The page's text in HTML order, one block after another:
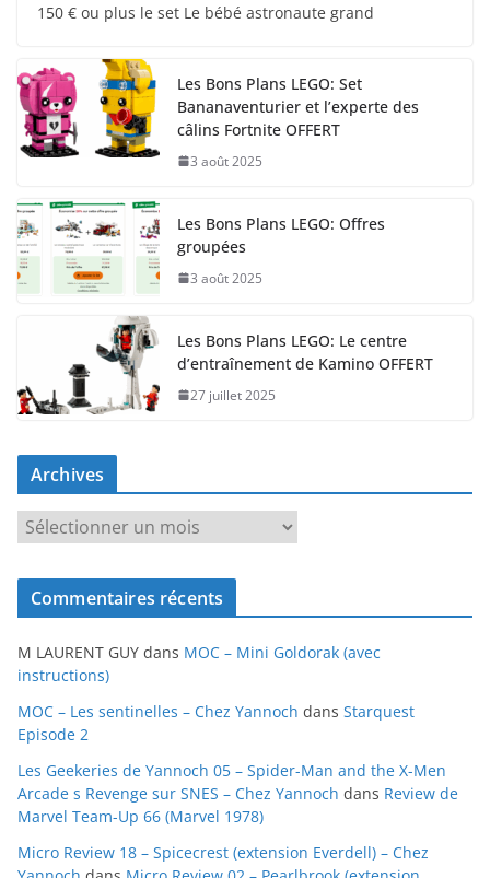
150 € ou plus le set Le bébé astronaute grand
Les Bons Plans LEGO: Set
Bananaventurier et l’experte des
câlins Fortnite OFFERT
3 août 2025
Les Bons Plans LEGO: Offres
groupées
3 août 2025
Les Bons Plans LEGO: Le centre
d’entraînement de Kamino OFFERT
27 juillet 2025
Archives
r
c
v
e
s
Commentaires récents
M LAURENT GUY dans MOC – Mini Goldorak (avec
instructions)
MOC – Les sentinelles – Chez Yannoch dans Starquest
Episode 2
Les Geekeries de Yannoch 05 – Spider-Man and the X-Men
Arcade s Revenge sur SNES – Chez Yannoch dans Review de
Marvel Team-Up 66 (Marvel 1978)
Micro Review 18 – Spicecrest (extension Everdell) – Chez